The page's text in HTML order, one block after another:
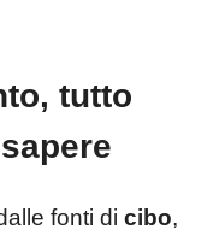
tutto
fonti di cibo,